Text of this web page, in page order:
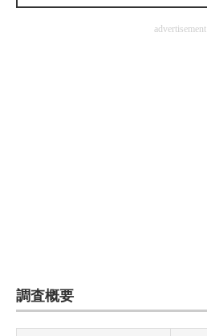
ITエンジニア向け専門サイト
advertisement
調査概要